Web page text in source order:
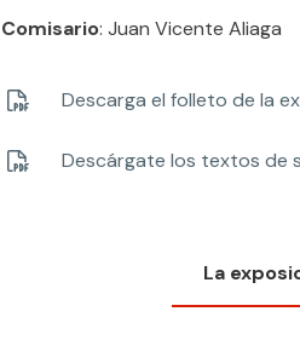
Comisario: Juan Vicente Aliaga
Descarga el folleto de la
Descárgate los textos de
La